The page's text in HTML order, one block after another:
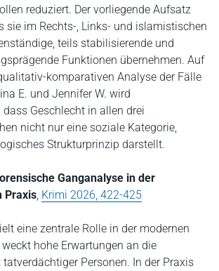
reduziert. Der vorliegende Aufsatz
sie im Rechts-, Links- und islamistischen
teils stabilisierende und
Funktionen übernehmen. Auf
komparativen Analyse der Fälle
E. und Jennifer W. wird
dass Geschlecht in allen drei
nicht nur eine soziale Kategorie,
Strukturprinzip darstellt.
Ganganalyse in der
Praxis Krimi 2026, 422-425
eine zentrale Rolle in der modernen
hohe Erwartungen an die
Personen. In der Praxis